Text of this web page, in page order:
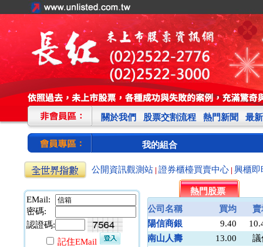
關於我們 股票交割流程 熱門新聞 最
我的組合
公開資訊觀測站 證券櫃檯買賣中心 興櫃即
EMail:
密碼:
認證碼:
記住EMail
熱門股票
公司名稱
買均
陽信商銀
9.40
南山人壽
13.00